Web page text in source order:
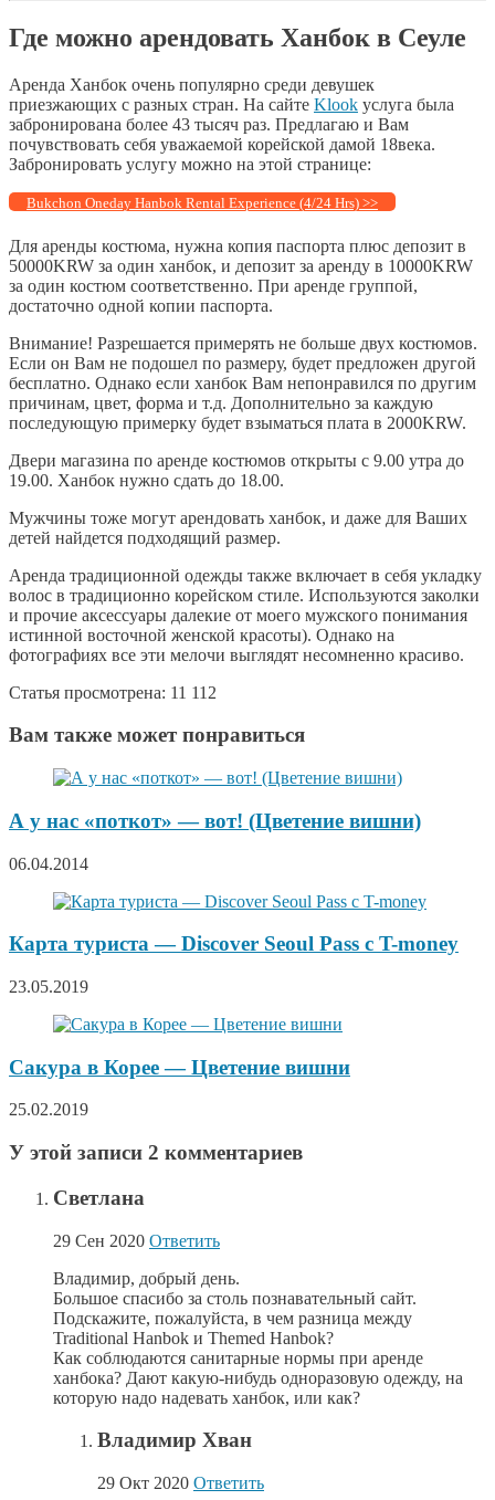
Где можно арендовать Ханбок в Сеуле
Аренда Ханбок очень популярно среди девушек
приезжающих с разных стран. На сайте Klook услуга была
забронирована более 43 тысяч раз. Предлагаю и Вам
почувствовать себя уважаемой корейской дамой 18века.
Забронировать услугу можно на этой странице:
Bukchon Oneday Hanbok Rental Experience (4/24 Hrs) >>
Для аренды костюма, нужна копия паспорта плюс депозит в
50000KRW за один ханбок, и депозит за аренду в 10000KRW
за один костюм соответственно. При аренде группой,
достаточно одной копии паспорта.
Внимание! Разрешается примерять не больше двух костюмов.
Если он Вам не подошел по размеру, будет предложен другой
бесплатно. Однако если ханбок Вам непонравился по другим
причинам, цвет, форма и т.д. Дополнительно за каждую
последующую примерку будет взыматься плата в 2000KRW.
Двери магазина по аренде костюмов открыты с 9.00 утра до
19.00. Ханбок нужно сдать до 18.00.
Мужчины тоже могут арендовать ханбок, и даже для Ваших
детей найдется подходящий размер.
Аренда традиционной одежды также включает в себя укладку
волос в традиционно корейском стиле. Используются заколки
и прочие аксессуары далекие от моего мужского понимания
истинной восточной женской красоты). Однако на
фотографиях все эти мелочи выглядят несомненно красиво.
Статья просмотрена: 11 112
Вам также может понравиться
А у нас «поткот» — вот! (Цветение вишни)
06.04.2014
Карта туриста — Discover Seoul Pass с T-money
23.05.2019
Сакура в Корее — Цветение вишни
25.02.2019
У этой записи 2 комментариев
Светлана
29 Сен 2020 Ответить
Владимир, добрый день.
Большое спасибо за столь познавательный сайт.
Подскажите, пожалуйста, в чем разница между
Traditional Hanbok и Themed Hanbok?
Как соблюдаются санитарные нормы при аренде
ханбока? Дают какую-нибудь одноразовую одежду, на
которую надо надевать ханбок, или как?
Владимир Хван
29 Окт 2020 Ответить